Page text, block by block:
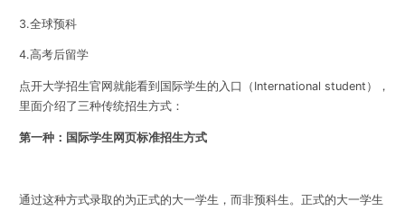
3.全球预科
4.高考后留学
点开大学招生官网就能看到国际学生的入口（International student），
里面介绍了三种传统招生方式：
第一种：国际学生网页标准招生方式
通过这种方式录取的为正式的大一学生，而非预科生。正式的大一学生